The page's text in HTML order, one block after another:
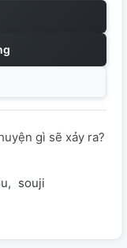
gì sẽ xảy ra?
souji